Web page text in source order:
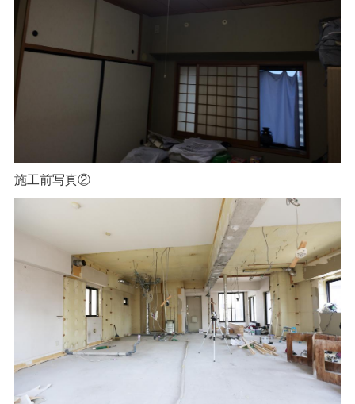
施工前写真②